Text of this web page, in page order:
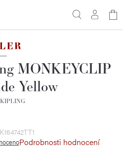
MONKEYCLIP
Yellow
KIPLING
Podrobnosti hodnocení